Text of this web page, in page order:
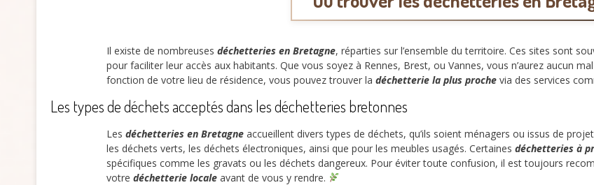
Il existe de nombreuses déchetteries en Bretagne, réparties sur l’ensemble du territoire. Ces sites sont
pour faciliter leur accès aux habitants. Que vous soyez à Rennes, Brest, ou Vannes, vous n’aurez aucun
fonction de votre lieu de résidence, vous pouvez trouver la déchetterie la plus proche via des services
Les types de déchets acceptés dans les déchetteries bretonnes
Les déchetteries en Bretagne accueillent divers types de déchets, qu’ils soient ménagers ou issus de
les déchets verts, les déchets électroniques, ainsi que pour les meubles usagés. Certaines déchetteries à
spécifiques comme les gravats ou les déchets dangereux. Pour éviter toute confusion, il est toujours
votre déchetterie locale avant de vous y rendre.